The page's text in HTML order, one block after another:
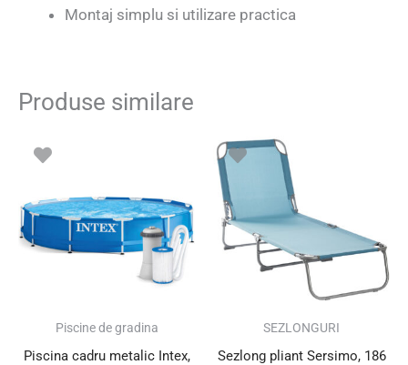
Montaj simplu si utilizare practica
Produse similare
Piscine de gradina
Piscina cadru metalic Intex,
SEZLONGURI
Sezlong pliant Sersimo, 186